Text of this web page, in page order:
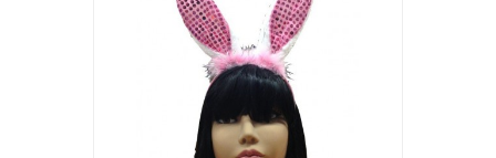
PELUCAS, GORROS, CARETAS